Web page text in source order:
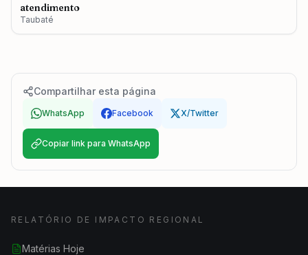
atendimento
Taubaté
Compartilhar esta página
WhatsApp Facebook X/Twitter
Copiar link para WhatsApp
RELATÓRIO DE IMPACTO REGIONAL
Matérias Hoje